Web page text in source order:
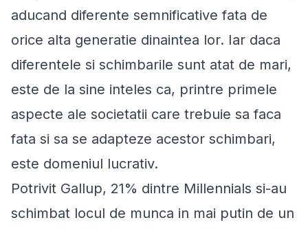
aducand diferente semnificative fata de
orice alta generatie dinaintea lor. Iar daca
diferentele si schimbarile sunt atat de mari,
este de la sine inteles ca, printre primele
aspecte ale societatii care trebuie sa faca
fata si sa se adapteze acestor schimbari,
este domeniul lucrativ.
Potrivit Gallup, 21% dintre Millennials si-au
schimbat locul de munca in mai putin de un